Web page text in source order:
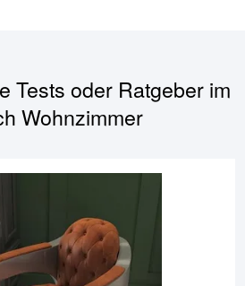
Tests oder Ratgeber im
Wohnzimmer